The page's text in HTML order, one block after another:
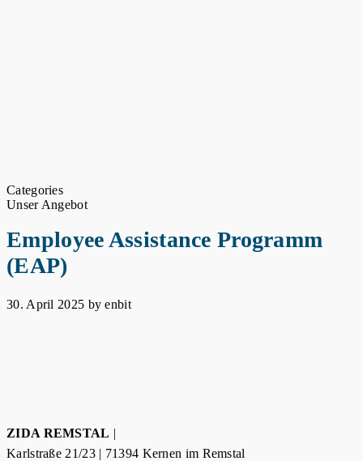
Categories
Unser Angebot
Employee Assistance Programm
(EAP)
30. April 2025 by enbit
ZIDA REMSTAL |
Karlstraße 21/23 | 71394 Kernen im Remstal